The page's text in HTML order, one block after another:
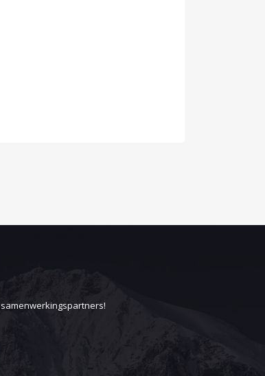
samenwerkingspartners!